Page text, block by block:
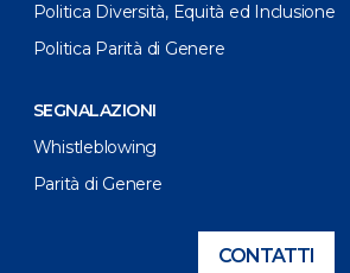
Politica Diversità, Equità ed Inclusione
Politica Parità di Genere
SEGNALAZIONI
Whistleblowing
Parità di Genere
CONTATTI